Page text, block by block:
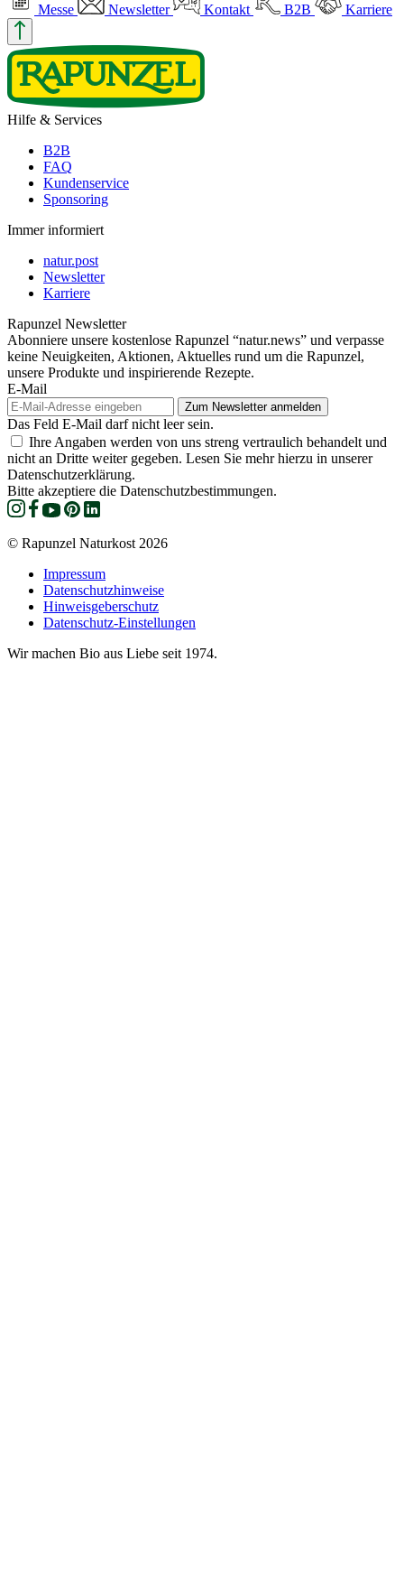
Messe Newsletter Kontakt B2B Karriere
Hilfe & Services
B2B
FAQ
Kundenservice
Sponsoring
Immer informiert
natur.post
Newsletter
Karriere
Rapunzel Newsletter
Abonniere unsere kostenlose Rapunzel “natur.news” und verpasse
keine Neuigkeiten, Aktionen, Aktuelles rund um die Rapunzel,
unsere Produkte und inspirierende Rezepte.
E-Mail
Das Feld E-Mail darf nicht leer sein.
Ihre Angaben werden von uns streng vertraulich behandelt und
nicht an Dritte weiter gegeben. Lesen Sie mehr hierzu in unserer
Datenschutzerklärung.
Bitte akzeptiere die Datenschutzbestimmungen.
© Rapunzel Naturkost 2026
Impressum
Datenschutzhinweise
Hinweisgeberschutz
Datenschutz-Einstellungen
Wir machen Bio aus Liebe seit 1974.